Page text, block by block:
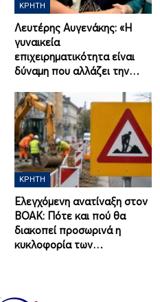
ΚΡΉΤΗ
Λευτέρης Αυγενάκης: «Η
γυναικεία
επιχειρηματικότητα είναι
δύναμη που αλλάζει την…
ΚΡΉΤΗ
Ελεγχόμενη ανατίναξη στον
ΒΟΑΚ: Πότε και πού θα
διακοπεί προσωρινά η
κυκλοφορία των…